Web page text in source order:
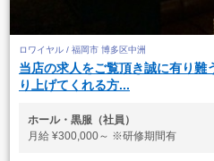
ロワイヤル / 福岡市 博多区中洲
当店の求人をご覧頂き誠に有り難
り上げてくれる方...
ホール・黒服（社員）
月給 ¥300,000～ ※研修期間有